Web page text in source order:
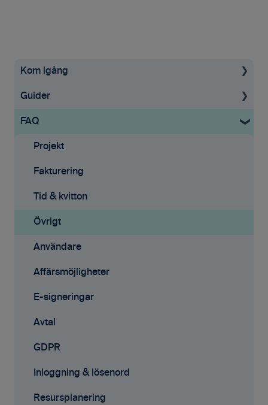
Kom igång
Uppstartsguide
Grundinställningar
Ekonomisystem
Tid & Kvitton
Projekt
Fakturering (ny)
Kontakter
Avtal
Affärsmöjligheter
Rapporter
Samarbete
Mobilappen
Guider
För administratörer
Konto & Betalning
Licenser
Tid & Kvitton
Projekt
Uppgifter
Fakturering
Fakturering (ny)
Mobilappen
Affärsmöjligheter
E-signeringar
Kontakter
FAQ
Projekt
Fakturering
Tid & kvitton
Övrigt
Användare
Affärsmöjligheter
E-signeringar
Avtal
GDPR
Inloggning & lösenord
Resursplanering